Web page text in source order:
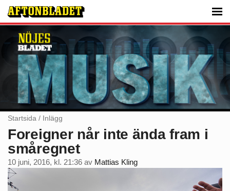
Startsida / Inlägg
Foreigner når inte ända fram i
småregnet
10 juni, 2016, kl. 21:36 av Mattias Kling